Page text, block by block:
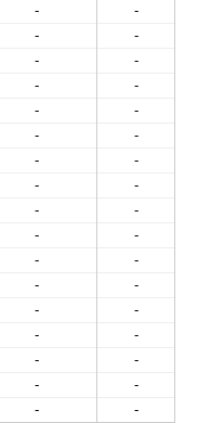
-
-
-
-
-
-
-
-
-
-
-
-
-
-
-
-
-
-
-
-
-
-
-
-
-
-
-
-
-
-
-
-
-
-